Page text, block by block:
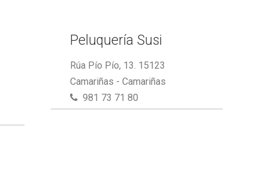
Peluquería Susi
Rúa Pío Pío, 13. 15123
Camariñas - Camariñas
981 73 71 80